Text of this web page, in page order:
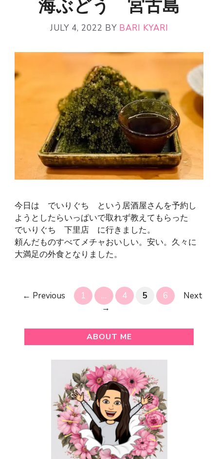
海ぶどう 宮古島
JULY 4, 2022 BY BARI KYARI
今日は でいりぐち という居酒屋さんを予約し
ようとしたらいっぱいで取れず教えてもらった
でいりぐち 下里店 に行きました。
頼んだものすべてメチャおいしい。安い。久々に
大満足の外食となりました。
← Previous Page
1 … Page
4 Page
5 Page
6
Next
→
ABOUT ME